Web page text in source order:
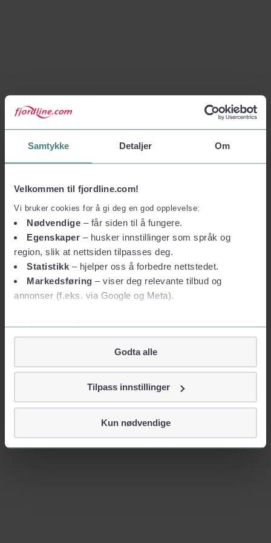
Samtykke Detaljer Om
Velkommen til fjordline.com!
Vi bruker cookies for å gi deg en god opplevelse:
Nødvendige – får siden til å fungere.
Egenskaper – husker innstillinger som språk og
region, slik at nettsiden tilpasses deg.
Statistikk – hjelper oss å forbedre nettstedet.
Markedsføring – viser deg relevante tilbud og
annonser (f.eks. via Google og Meta).
Vil du vite mer?
Om informasjonskapsler
Googles retningslinjer for personvern
Vi tar ditt personvern på alvor
identifiserer deg, som navn eller telefonnummer.
Godta alle
Tilpass innstillinger
Kun nødvendige